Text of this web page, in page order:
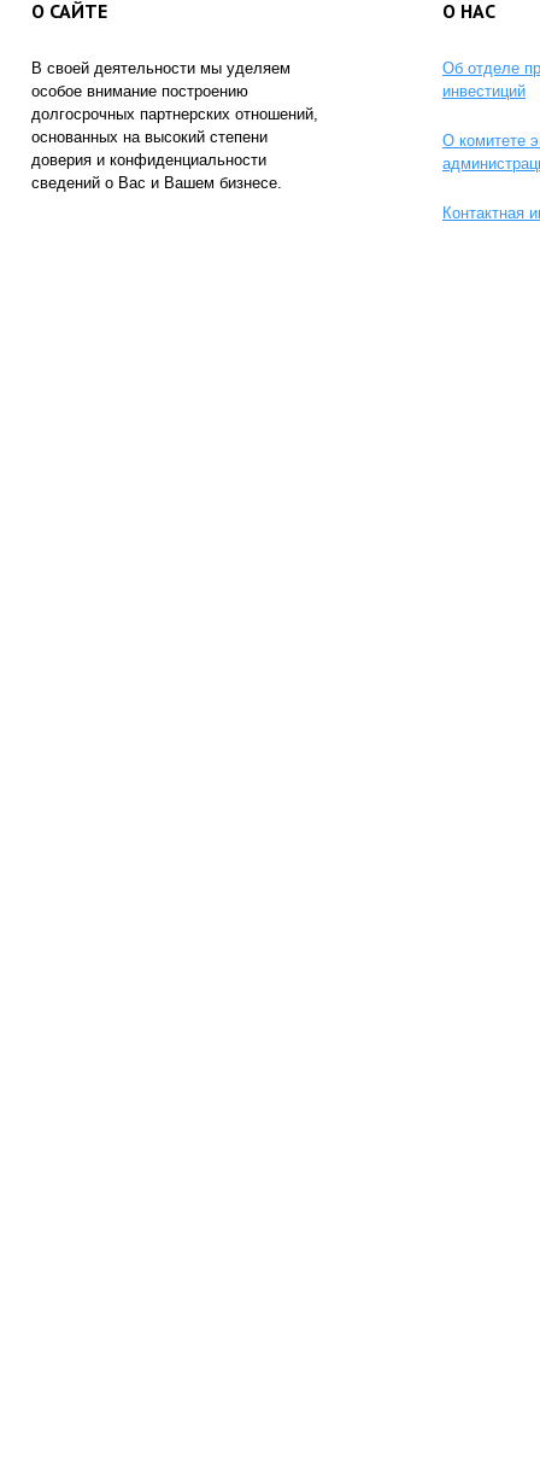
О САЙТЕ
В своей деятельности мы уделяем
особое внимание построению
долгосрочных партнерских отношений,
основанных на высокий степени
доверия и конфиденциальности
сведений о Вас и Вашем бизнесе.
О НАС
Об отделе
инвестиций
О комитете
Контактная